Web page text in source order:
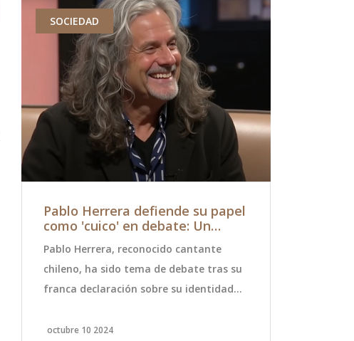
SOCIEDAD
Pablo Herrera defiende su papel
como 'cuico' en debate: Un
sociales en Chile
Pablo Herrera, reconocido cantante
chileno, ha sido tema de debate tras su
franca declaración sobre su identidad
en el programa 'Sin Filtros', el artista
octubre 10 2024